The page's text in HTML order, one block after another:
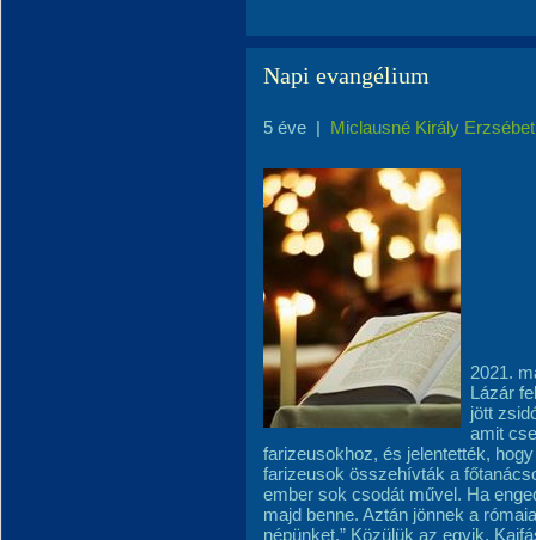
Napi evangélium
5 éve | Miclausné Király Erzsébet
2021.
Lázár
jött
amit
farizeusokhoz, és jelentették,
farizeusok összehívták a
ember sok csodát művel. Ha
majd benne. Aztán jönnek a
népünket.” Közülük az egyik,